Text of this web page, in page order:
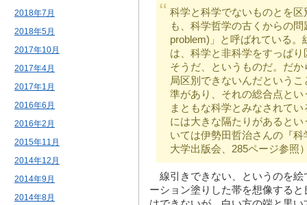
2018年7月
2018年5月
2017年10月
2017年4月
2017年1月
2016年6月
2016年2月
2015年11月
2014年12月
2014年9月
2014年8月
科学と科学でないものとを
も、科学哲学の古くからの
problem)」と呼ばれている
は、科学と非科学をすっぱ
そうだ、というものだ。だ
局区別できないんだという
準があり、それの総合点と
まともな科学とみなされて
には大きな隔たりがあると
いては伊勢田哲治さんの『
大学出版会、285ページ参照
線引きできない、というのを絵
ーション塗りした帯を想像する